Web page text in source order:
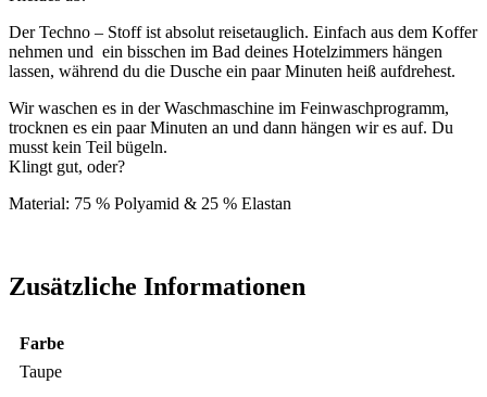
Der Techno – Stoff ist absolut reisetauglich. Einfach aus dem Koffer
nehmen und ein bisschen im Bad deines Hotelzimmers hängen
lassen, während du die Dusche ein paar Minuten heiß aufdrehest.
Wir waschen es in der Waschmaschine im Feinwaschprogramm,
trocknen es ein paar Minuten an und dann hängen wir es auf. Du
musst kein Teil bügeln.
Klingt gut, oder?
Material: 75 % Polyamid & 25 % Elastan
Zusätzliche Informationen
Farbe
Taupe